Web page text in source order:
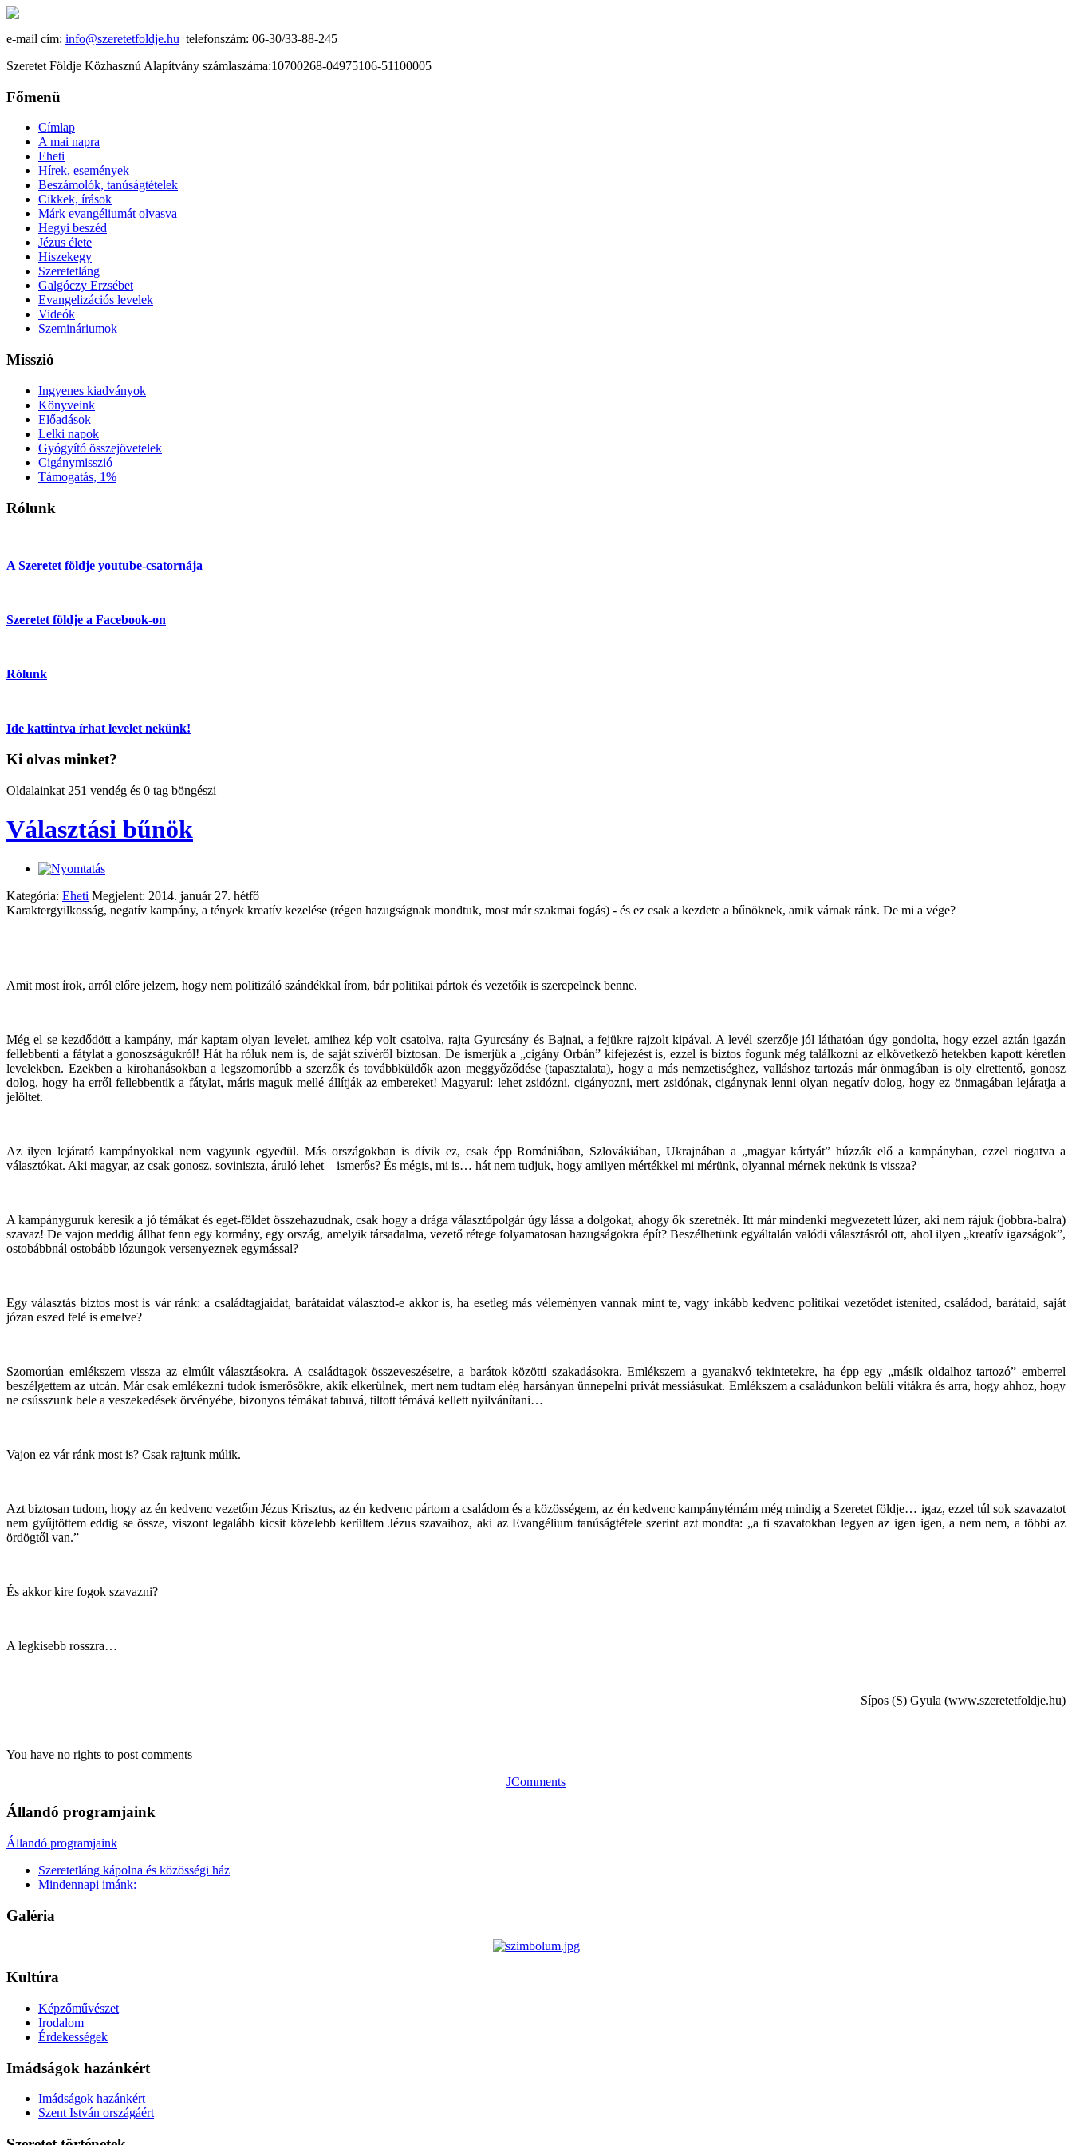
e-mail cím: info@szeretetfoldje.hu telefonszám: 06-30/33-88-245
Szeretet Földje Közhasznú Alapítvány számlaszáma:10700268-04975106-51100005
Főmenü
Címlap
A mai napra
Eheti
Hírek, események
Beszámolók, tanúságtételek
Cikkek, írások
Márk evangéliumát olvasva
Hegyi beszéd
Jézus élete
Hiszekegy
Szeretetláng
Galgóczy Erzsébet
Evangelizációs levelek
Videók
Szemináriumok
Misszió
Ingyenes kiadványok
Könyveink
Előadások
Lelki napok
Gyógyító összejövetelek
Cigánymisszió
Támogatás, 1%
Rólunk
A Szeretet földje youtube-csatornája
Szeretet földje a Facebook-on
Rólunk
Ide kattintva írhat levelet nekünk!
Ki olvas minket?
Oldalainkat 251 vendég és 0 tag böngészi
Választási bűnök
Kategória: Eheti Megjelent: 2014. január 27. hétfő
Karaktergyilkosság, negatív kampány, a tények kreatív kezelése (régen hazugságnak mondtuk, most már szakmai fogás) - és ez csak a kezdete a bűnöknek, amik várnak ránk. De mi a vége?
Amit most írok, arról előre jelzem, hogy nem politizáló szándékkal írom, bár politikai pártok és vezetőik is szerepelnek benne.
Még el se kezdődött a kampány, már kaptam olyan levelet, amihez kép volt csatolva, rajta Gyurcsány és Bajnai, a fejükre rajzolt kipával. A levél szerzője jól láthatóan úgy gondolta, hogy ezzel aztán igazán
fellebbenti a fátylat a gonoszságukról! Hát ha róluk nem is, de saját szívéről biztosan. De ismerjük a „cigány Orbán” kifejezést is, ezzel is biztos fogunk még találkozni az elkövetkező hetekben kapott kéretlen
levelekben. Ezekben a kirohanásokban a legszomorúbb a szerzők és továbbküldők azon meggyőződése (tapasztalata), hogy a más nemzetiséghez, valláshoz tartozás már önmagában is oly elrettentő, gonosz
dolog, hogy ha erről fellebbentik a fátylat, máris maguk mellé állítják az embereket! Magyarul: lehet zsidózni, cigányozni, mert zsidónak, cigánynak lenni olyan negatív dolog, hogy ez önmagában lejáratja a
jelöltet.
Az ilyen lejárató kampányokkal nem vagyunk egyedül. Más országokban is dívik ez, csak épp Romániában, Szlovákiában, Ukrajnában a „magyar kártyát” húzzák elő a kampányban, ezzel riogatva a
választókat. Aki magyar, az csak gonosz, soviniszta, áruló lehet – ismerős? És mégis, mi is… hát nem tudjuk, hogy amilyen mértékkel mi mérünk, olyannal mérnek nekünk is vissza?
A kampányguruk keresik a jó témákat és eget-földet összehazudnak, csak hogy a drága választópolgár úgy lássa a dolgokat, ahogy ők szeretnék. Itt már mindenki megvezetett lúzer, aki nem rájuk (jobbra-balra)
szavaz! De vajon meddig állhat fenn egy kormány, egy ország, amelyik társadalma, vezető rétege folyamatosan hazugságokra épít? Beszélhetünk egyáltalán valódi választásról ott, ahol ilyen „kreatív igazságok”,
ostobábbnál ostobább lózungok versenyeznek egymással?
Egy választás biztos most is vár ránk: a családtagjaidat, barátaidat választod-e akkor is, ha esetleg más véleményen vannak mint te, vagy inkább kedvenc politikai vezetődet isteníted, családod, barátaid, saját
józan eszed felé is emelve?
Szomorúan emlékszem vissza az elmúlt választásokra. A családtagok összeveszéseire, a barátok közötti szakadásokra. Emlékszem a gyanakvó tekintetekre, ha épp egy „másik oldalhoz tartozó” emberrel
beszélgettem az utcán. Már csak emlékezni tudok ismerősökre, akik elkerülnek, mert nem tudtam elég harsányan ünnepelni privát messiásukat. Emlékszem a családunkon belüli vitákra és arra, hogy ahhoz, hogy
ne csússzunk bele a veszekedések örvényébe, bizonyos témákat tabuvá, tiltott témává kellett nyilvánítani…
Vajon ez vár ránk most is? Csak rajtunk múlik.
Azt biztosan tudom, hogy az én kedvenc vezetőm Jézus Krisztus, az én kedvenc pártom a családom és a közösségem, az én kedvenc kampánytémám még mindig a Szeretet földje… igaz, ezzel túl sok szavazatot
nem gyűjtöttem eddig se össze, viszont legalább kicsit közelebb kerültem Jézus szavaihoz, aki az Evangélium tanúságtétele szerint azt mondta: „a ti szavatokban legyen az igen igen, a nem nem, a többi az
ördögtől van.”
És akkor kire fogok szavazni?
A legkisebb rosszra…
Sípos (S) Gyula (www.szeretetfoldje.hu)
You have no rights to post comments
JComments
Állandó programjaink
Állandó programjaink
Szeretetláng kápolna és közösségi ház
Mindennapi imánk:
Galéria
Kultúra
Képzőművészet
Irodalom
Érdekességek
Imádságok hazánkért
Imádságok hazánkért
Szent István országáért